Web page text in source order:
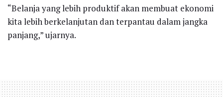
“Belanja yang lebih produktif akan membuat ekonomi
kita lebih berkelanjutan dan terpantau dalam jangka
panjang,” ujarnya.